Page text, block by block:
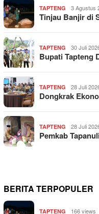
TAPTENG 3 Agustus
Tinjau Banjir di
TAPTENG 30 Juli
Bupati Tapteng
TAPTENG 28 Juli
Dongkrak
TAPTENG 28 Juli
Pemkab
BERITA TERPOPULER
TAPTENG 166 views